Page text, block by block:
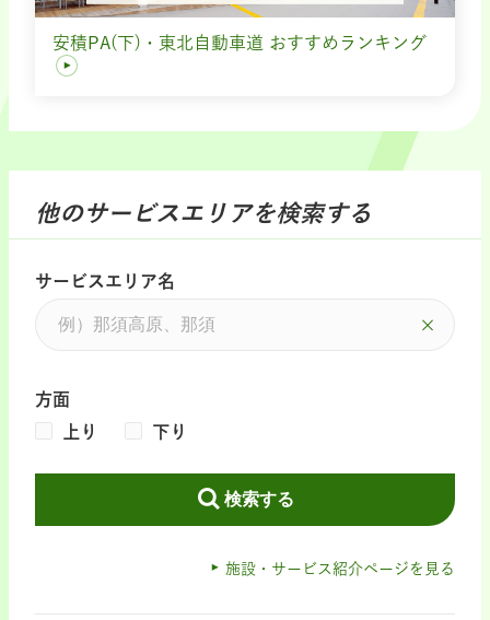
安積PA(下)・東北自動車道 おすすめランキング
他のサービスエリアを検索する
サービスエリア名
方面
上り
下り
検索する
施設・サービス紹介ページを見る